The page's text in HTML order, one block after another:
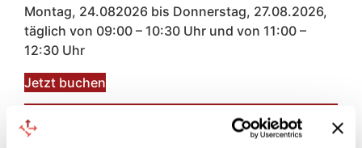
Montag, 24.082026 bis Donnerstag, 27.08.2026,
täglich von 09:00 – 10:30 Uhr und von 11:00 –
12:30 Uhr
Jetzt buchen
Webinar Betriebsrat 1
07.09.2026